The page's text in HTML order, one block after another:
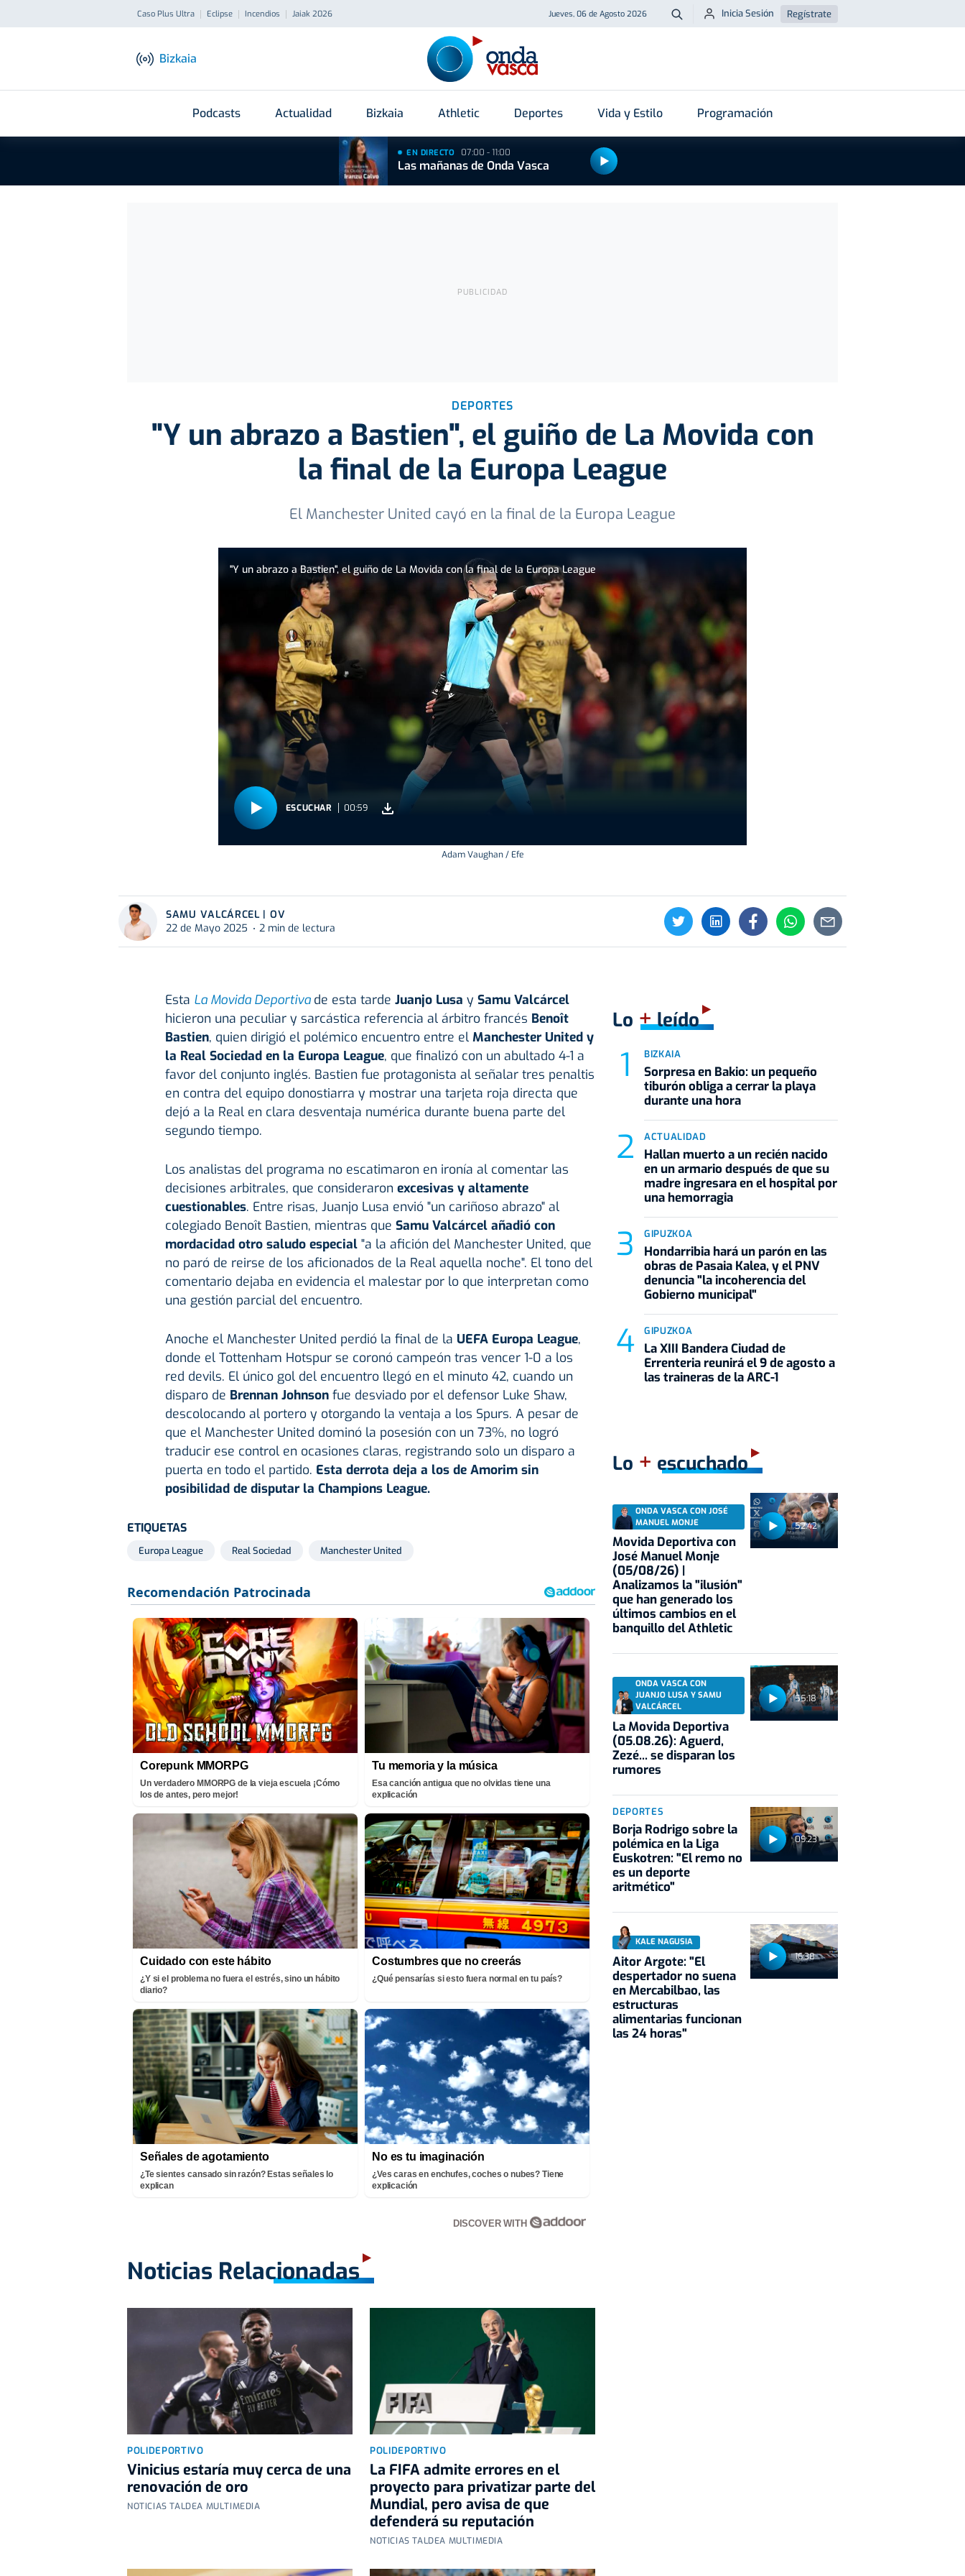
Caso Plus Ultra Eclipse Incendios Jaiak 2026 Jueves, 06 de Agosto 2026 Buscar
Inicia Sesión Regístrate
Bizkaia
Podcasts Actualidad Bizkaia Athletic Deportes Vida y Estilo Programación
EN DIRECTO 07:00 - 11:00
Las mañanas de Onda Vasca
DEPORTES
"Y un abrazo a Bastien", el guiño de La Movida con
la final de la Europa League
El Manchester United cayó en la final de la Europa League
"Y un abrazo a Bastien", el guiño de La Movida con la final de la Europa League
ESCUCHAR 00:59
Adam Vaughan / Efe
SAMU VALCÁRCEL | OV
22 de Mayo 2025
2 min de lectura
Esta La Movida Deportiva de esta tarde Juanjo Lusa y Samu Valcárcel
hicieron una peculiar y sarcástica referencia al árbitro francés Benoît
Bastien, quien dirigió el polémico encuentro entre el Manchester United y
la Real Sociedad en la Europa League, que finalizó con un abultado 4-1 a
favor del conjunto inglés. Bastien fue protagonista al señalar tres penaltis
en contra del equipo donostiarra y mostrar una tarjeta roja directa que
dejó a la Real en clara desventaja numérica durante buena parte del
segundo tiempo.
Los analistas del programa no escatimaron en ironía al comentar las
decisiones arbitrales, que consideraron excesivas y altamente
cuestionables. Entre risas, Juanjo Lusa envió "un cariñoso abrazo" al
colegiado Benoît Bastien, mientras que Samu Valcárcel añadió con
mordacidad otro saludo especial"a la afición del Manchester United, que
no paró de reirse de los aficionados de la Real aquella noche". El tono del
comentario dejaba en evidencia el malestar por lo que interpretan como
una gestión parcial del encuentro.
Anoche el Manchester United perdió la final de la UEFA Europa League,
donde el Tottenham Hotspur se coronó campeón tras vencer 1-0 a los
red devils. El único gol del encuentro llegó en el minuto 42, cuando un
disparo de Brennan Johnsonfue desviado por el defensor Luke Shaw,
descolocando al portero y otorgando la ventaja a los Spurs. A pesar de
que el Manchester United dominó la posesión con un 73%, no logró
traducir ese control en ocasiones claras, registrando solo un disparo a
puerta en todo el partido. Esta derrota deja a los de Amorim sin
posibilidad de disputar la Champions League.
ETIQUETAS
Europa League Real Sociedad Manchester United
Corepunk MMORPG
Un verdadero MMORPG de la vieja escuela ¡Cómo
los de antes, pero mejor!
Tu memoria y la música
Esa canción antigua que no olvidas tiene una
explicación
Cuidado con este hábito
¿Y si el problema no fuera el estrés, sino un hábito
diario?
Costumbres que no creerás
¿Qué pensarías si esto fuera normal en tu país?
Señales de agotamiento
¿Te sientes cansado sin razón? Estas señales lo
explican
No es tu imaginación
¿Ves caras en enchufes, coches o nubes? Tiene
explicación
DISCOVER WITH
Noticias Relacionadas
POLIDEPORTIVO
Vinicius estaría muy cerca de una
renovación de oro
NOTICIAS TALDEA MULTIMEDIA
POLIDEPORTIVO
La FIFA admite errores en el
proyecto para privatizar parte del
Mundial, pero avisa de que
defenderá su reputación
NOTICIAS TALDEA MULTIMEDIA
Lo +leído
BIZKAIA
Sorpresa en Bakio: un pequeño
tiburón obliga a cerrar la playa
durante una hora
ACTUALIDAD
Hallan muerto a un recién nacido
en un armario después de que su
madre ingresara en el hospital por
una hemorragia
GIPUZKOA
Hondarribia hará un parón en las
obras de Pasaia Kalea, y el PNV
denuncia "la incoherencia del
Gobierno municipal"
GIPUZKOA
La XIII Bandera Ciudad de
Errenteria reunirá el 9 de agosto a
las traineras de la ARC-1
Lo + escuchado
52:42
ONDA VASCA CON JOSÉ
MANUEL MONJE
Movida Deportiva con
José Manuel Monje
(05/08/26) |
Analizamos la "ilusión"
que han generado los
últimos cambios en el
banquillo del Athletic
55:18
ONDA VASCA CON
JUANJO LUSA Y SAMU
VALCÁRCEL
La Movida Deportiva
(05.08.26): Aguerd,
Zezé... se disparan los
rumores
09:23
DEPORTES
Borja Rodrigo sobre la
polémica en la Liga
Euskotren: "El remo no
es un deporte
aritmético"
16:38
KALE NAGUSIA
Aitor Argote: "El
despertador no suena
en Mercabilbao, las
estructuras
alimentarias funcionan
las 24 horas"